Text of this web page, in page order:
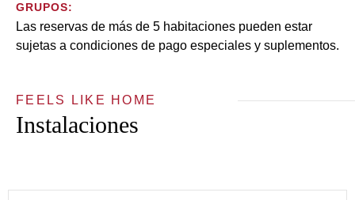
GRUPOS:
Las reservas de más de 5 habitaciones pueden estar
sujetas a condiciones de pago especiales y suplementos.
FEELS LIKE HOME
Instalaciones